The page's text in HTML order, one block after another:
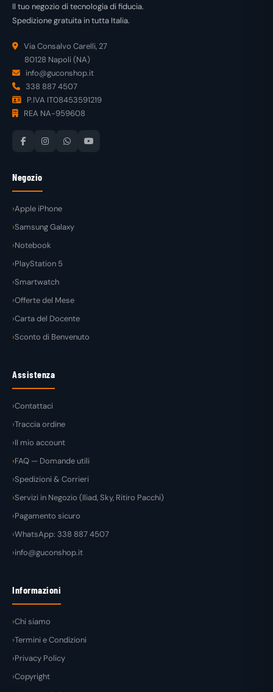
Il tuo negozio di tecnologia di fiducia.
Spedizione gratuita in tutta Italia.
Via Consalvo Carelli, 27
80128 Napoli (NA)
info@guconshop.it
338 887 4507
P.IVA IT08453591219
REA NA-959608
Negozio
Apple iPhone
Samsung Galaxy
Notebook
PlayStation 5
Smartwatch
Offerte del Mese
Carta del Docente
Sconto di Benvenuto
Assistenza
Contattaci
Traccia ordine
Il mio account
FAQ — Domande utili
Spedizioni & Corrieri
Servizi in Negozio (Iliad, Sky, Ritiro Pacchi)
Pagamento sicuro
WhatsApp: 338 887 4507
info@guconshop.it
Informazioni
Chi siamo
Termini e Condizioni
Privacy Policy
Copyright